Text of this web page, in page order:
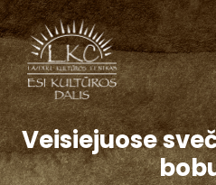
Veisiejuose